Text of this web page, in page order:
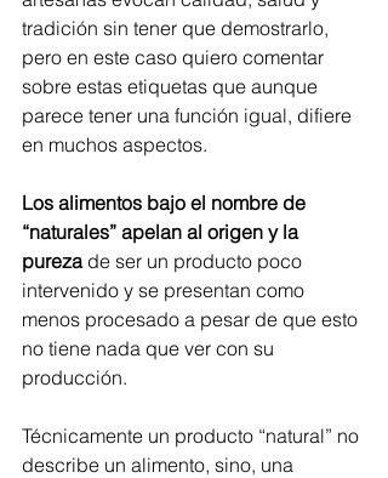
tradición sin tener que demostrarlo,
pero en este caso quiero comentar
sobre estas etiquetas que aunque
parece tener una función igual, difiere
en muchos aspectos.
Los alimentos bajo el nombre de
“naturales” apelan al origen y la
pureza de ser un producto poco
intervenido y se presentan como
menos procesado a pesar de que esto
no tiene nada que ver con su
producción.
Técnicamente un producto “natural” no
describe un alimento, sino, una